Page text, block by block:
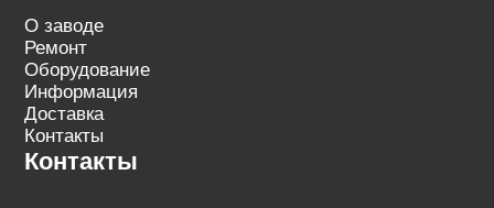
О заводе
Ремонт
Оборудование
Информация
Доставка
Контакты
Контакты